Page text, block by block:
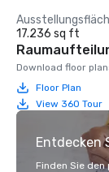
17.236 sq ft
Download floor
Floor Plan
View 360 Tour
Entdecken
Finden Sie